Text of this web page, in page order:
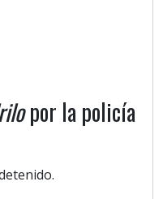
por la policía